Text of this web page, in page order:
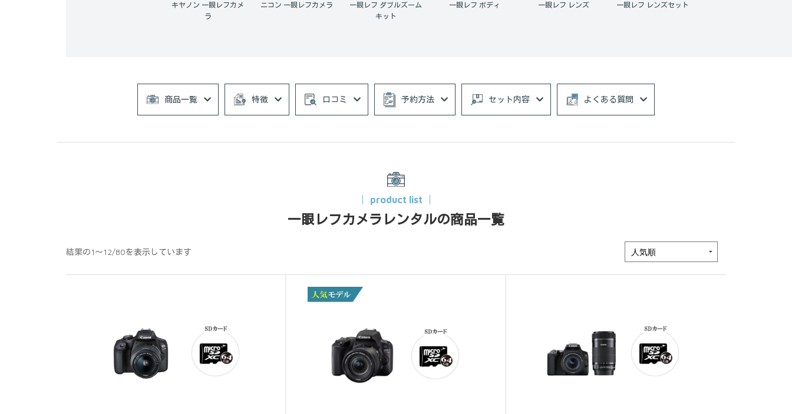
キヤノン 一眼レフカメ
ラ
ニコン 一眼レフカメラ
一眼レフ ダブルズーム
キット
一眼レフ ボディ 一眼レフ レンズ 一眼レフ レンズセット
商品一覧 特徴 口コミ 予約方法 セット内容 よくある質問
product list
一眼レフカメラレンタルの商品一覧
結果の1～12/80を表示しています